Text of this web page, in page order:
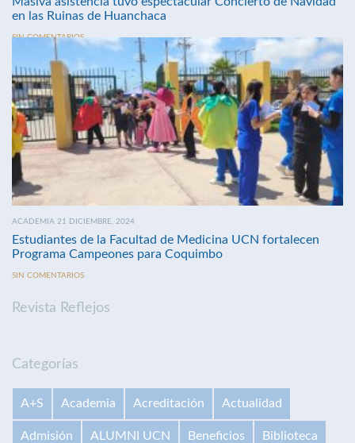
en las Ruinas de Huanchaca
SIN COMENTARIOS
ACADEMIA 21 DICIEMBRE, 2024
Estudiantes de la Facultad de Medicina UCN fortalecen
Programa Campeones para Coquimbo
SIN COMENTARIOS
Revista Reflejos
Categorías
A+S Academia Acreditación Actualidad
Admisión ALUMNI UCN Beneficios Biblioteca